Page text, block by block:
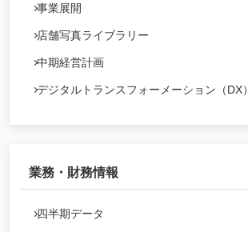
事業展開
店舗写真ライブラリー
中期経営計画
デジタルトランスフォーメーション（DX）
業務・財務情報
四半期データ